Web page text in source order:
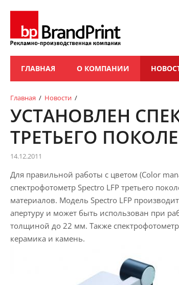
ГЛАВНАЯ О КОМПАНИИ
Главная / Новости /
УСТАНОВЛЕН
ТРЕТЬЕГО
14.12.2011
Для правильной работы с цветом (Color
спектрофотометр Spectro LFP третьего
материалов. Модель Spectro LFP
апертуру и может быть использован при
толщиной до 22 мм. Также
керамика и камень.